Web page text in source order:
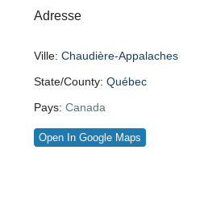
Adresse
Ville: Chaudière-Appalaches
State/County: Québec
Pays: Canada
Open In Google Maps